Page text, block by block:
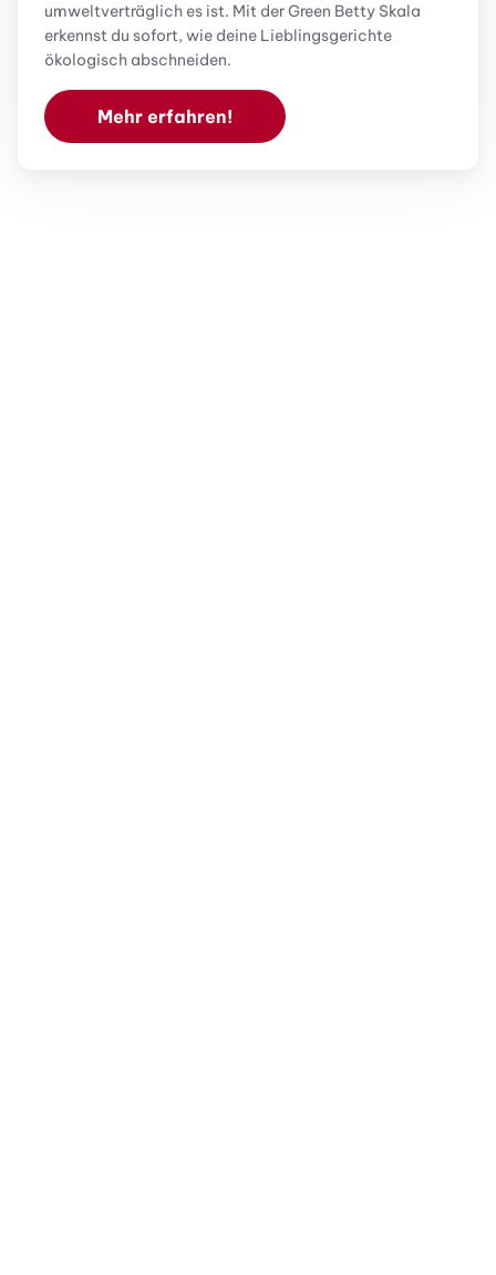
umweltverträglich es ist. Mit der Green Betty Skala
erkennst du sofort, wie deine Lieblingsgerichte
ökologisch abschneiden.
Mehr erfahren!